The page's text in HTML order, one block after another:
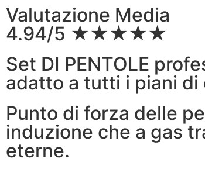
Valutazione Media
4.94/5 ★★★★★
Set DI PENTOLE
adatto a tutti i piani di
Punto di forza delle
induzione che a gas
eterne.